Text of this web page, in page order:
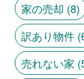
家の売却 (8)
訳あり物件
売れない家